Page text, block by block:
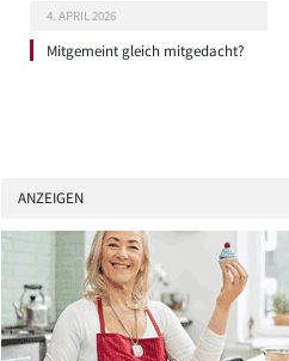
4. APRIL 2026
Mitgemeint gleich mitgedacht?
ANZEIGEN